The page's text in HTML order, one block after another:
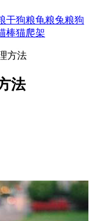
干狗粮龟粮兔粮狗
棒猫爬架
方法
法